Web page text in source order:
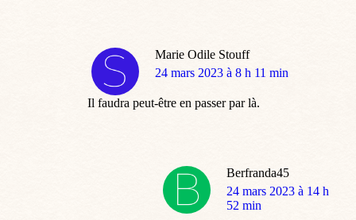
Marie Odile Stouff
dit
24 mars 2023 à 8 h 11 min
Il faudra peut-être en passer par là.
Berfranda45
dit
:
24 mars 2023 à 14 h
52 min